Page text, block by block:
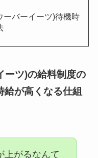
ーバーイーツ)待機時
ーツ)の給料制度の
給が高くなる仕組
上がるなんて